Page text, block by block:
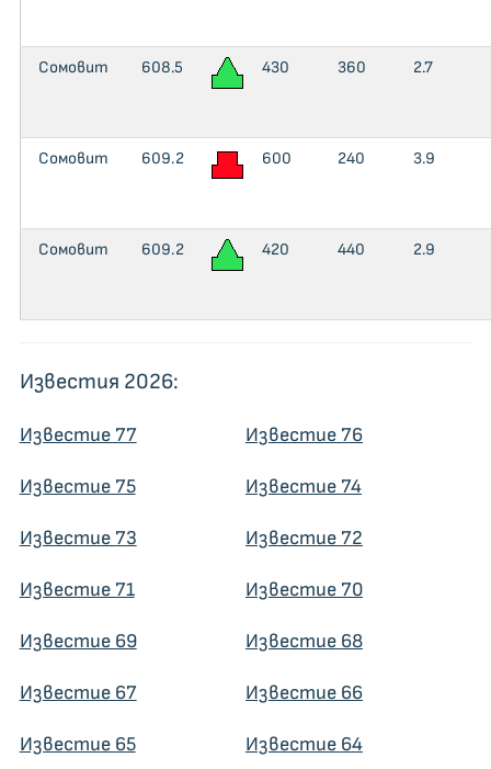
Сомовит 608.5 430 360 2.7
Сомовит 609.2 600 240 3.9
Сомовит 609.2 420 440 2.9
Известия 2026:
Известие 77 Известие 76
Известие 75 Известие 74
Известие 73 Известие 72
Известие 71 Известие 70
Известие 69 Известие 68
Известие 67 Известие 66
Известие 65 Известие 64